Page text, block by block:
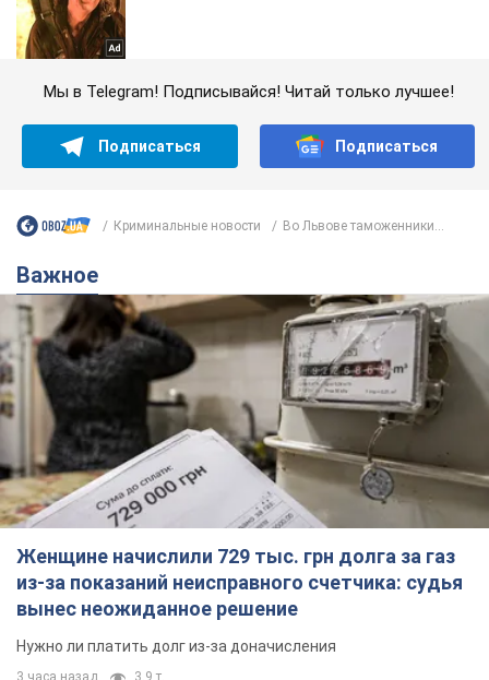
Мы в Telegram! Подписывайся! Читай только лучшее!
Подписаться Подписаться
Криминальные новости Во Львове таможенники...
Важное
Женщине начислили 729 тыс. грн долга за газ
из-за показаний неисправного счетчика: судья
вынес неожиданное решение
Нужно ли платить долг из-за доначисления
3 часа назад 3,9 т.